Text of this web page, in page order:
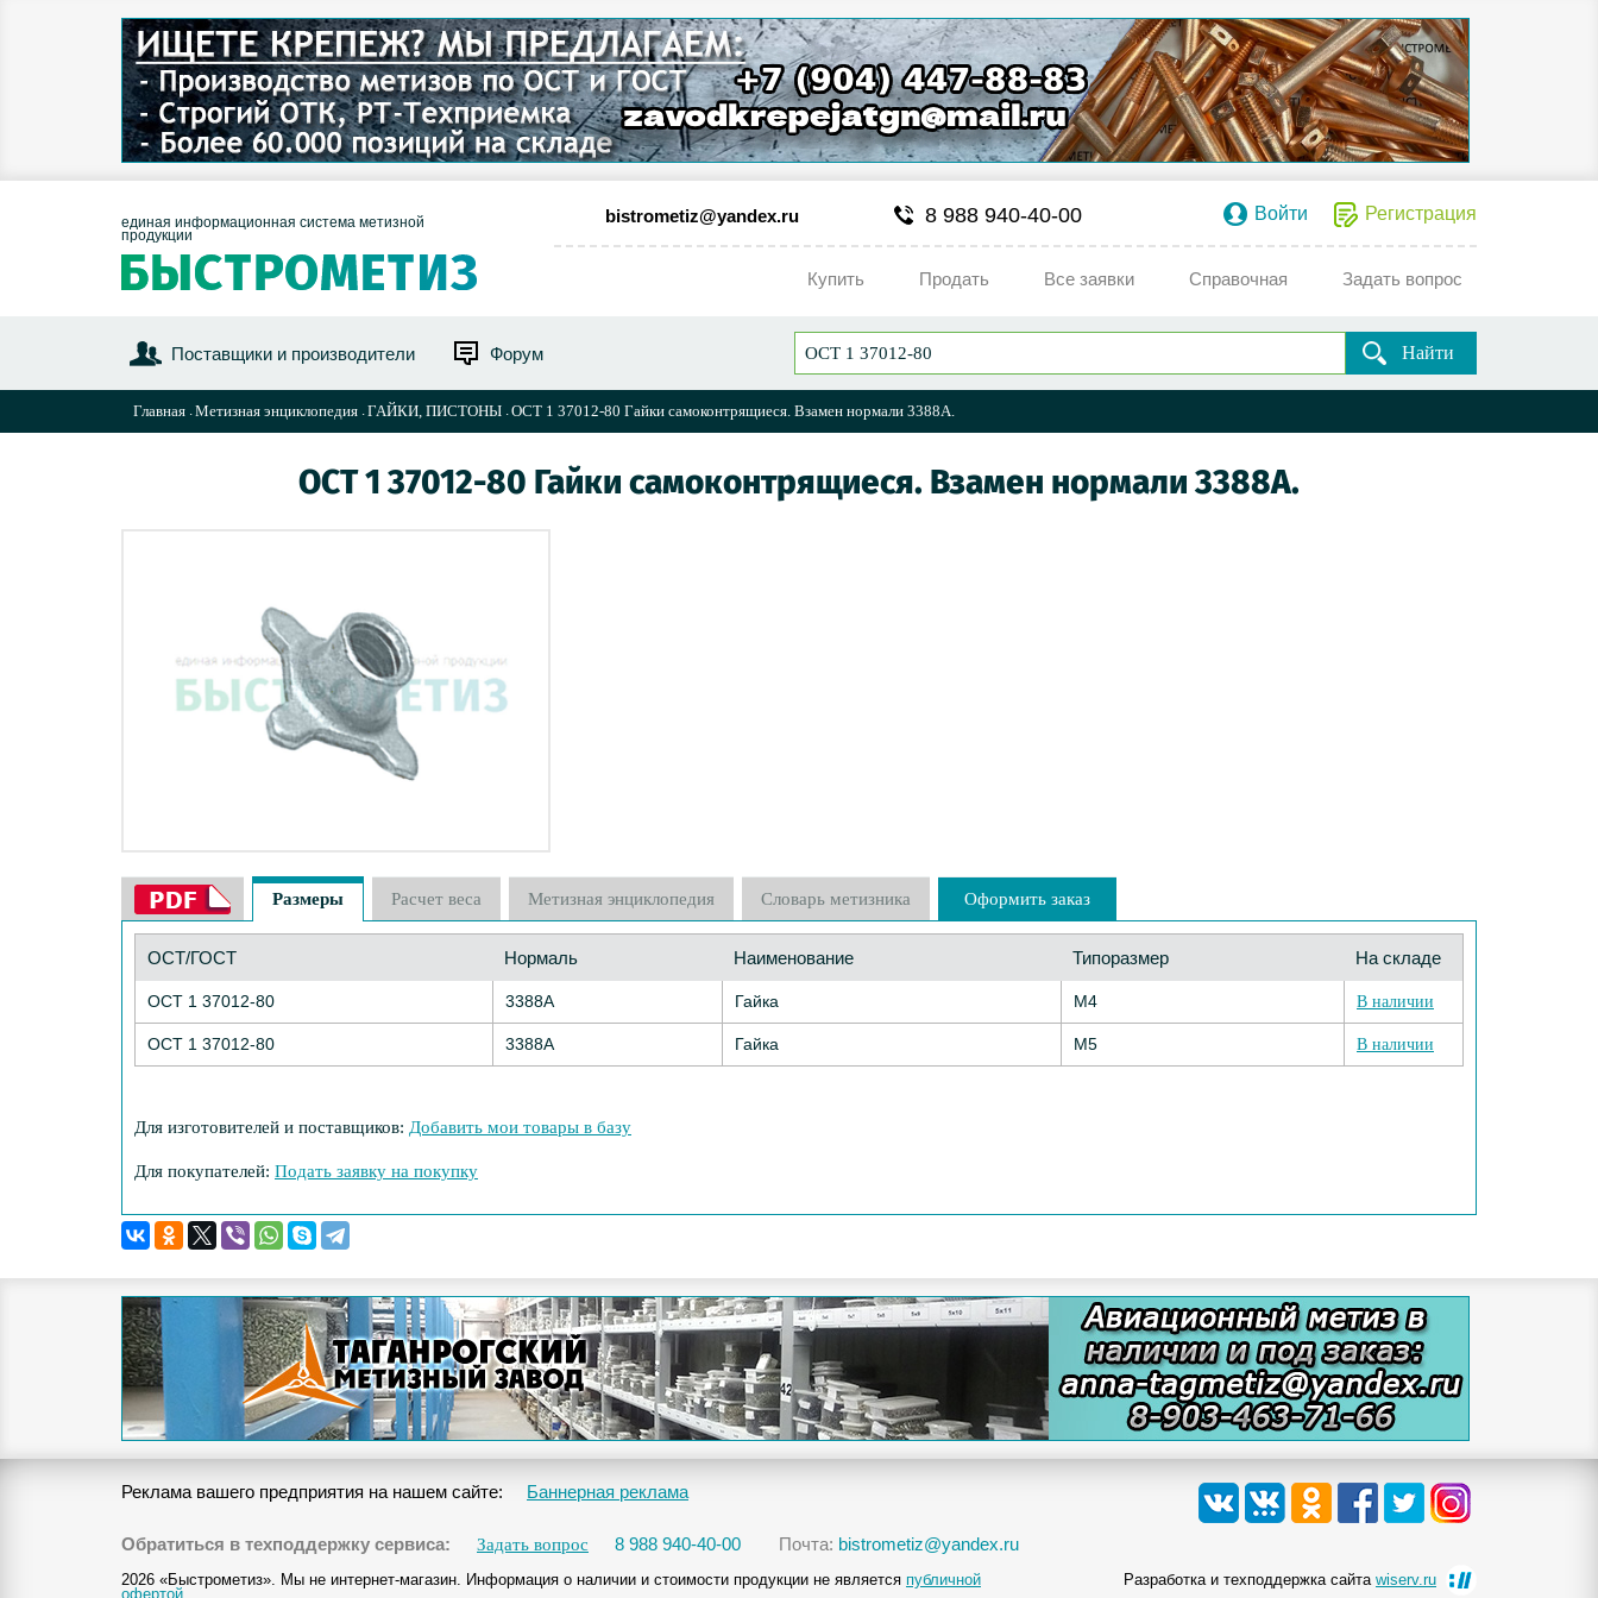
единая информационная система метизной
продукции
bistrometiz@yandex.ru 8 988 940-40-00 Войти Регистрация
Купить Продать Все заявки Справочная Задать вопрос
Поставщики и производители Форум Найти
Главная Метизная энциклопедия ГАЙКИ, ПИСТОНЫ ОСТ 1 37012-80 Гайки самоконтрящиеся. Взамен нормали 3388А.
ОСТ 1 37012-80 Гайки самоконтрящиеся. Взамен нормали 3388А.
Размеры Расчет веса Метизная энциклопедия Словарь метизника Оформить заказ
ОСТ/ГОСТ Нормаль Наименование Типоразмер На складе
ОСТ 1 37012-80 3388А Гайка М4 В наличии
ОСТ 1 37012-80 3388А Гайка М5 В наличии
Для изготовителей и поставщиков: Добавить мои товары в базу
Для покупателей: Подать заявку на покупку
Реклама вашего предприятия на нашем сайте: Баннерная реклама
Обратиться в техподдержку сервиса: Задать вопрос 8 988 940-40-00 Почта: bistrometiz@yandex.ru
2026 «Быстрометиз». Мы не интернет-магазин. Информация о наличии и стоимости продукции не является публичной
офертой
Разработка и техподдержка сайта wiserv.ru